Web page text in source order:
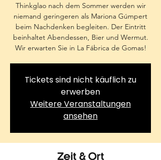
Thinkglao nach dem Sommer werden wir
niemand geringeren als Mariona Gúmpert
beim Nachdenken begleiten. Der Eintritt
beinhaltet Abendessen, Bier und Wermut.
Wir erwarten Sie in La Fábrica de Gomas!
Tickets sind nicht käuflich zu
erwerben
Weitere Veranstaltungen
ansehen
Zeit & Ort